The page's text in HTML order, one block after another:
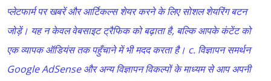
प्लेटफार्म पर खबरें और आर्टिकल्स शेयर करने के लिए सोशल शेयरिंग बटन
जोड़ें। यह न केवल वेबसाइट ट्रैफिक को बढ़ाता है, बल्कि आपके कंटेंट को
एक व्यापक ऑडियंस तक पहुँचाने में भी मदद करता है। c. विज्ञापन समर्थन
Google AdSense और अन्य विज्ञापन विकल्पों के माध्यम से आप अपनी